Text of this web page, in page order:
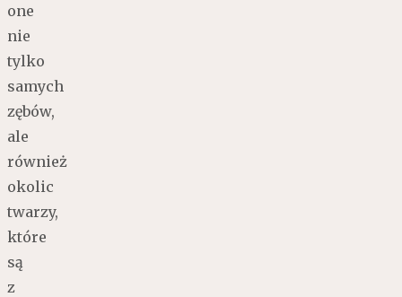
one
nie
tylko
samych
zębów,
ale
również
okolic
twarzy,
które
są
z